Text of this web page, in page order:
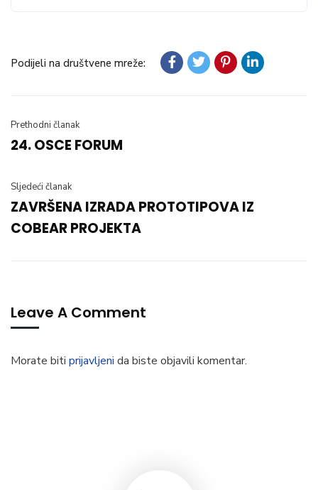
Podijeli na društvene mreže:
Prethodni članak
24. OSCE FORUM
Sljedeći članak
ZAVRŠENA IZRADA PROTOTIPOVA IZ
COBEAR PROJEKTA
Leave A Comment
Morate biti prijavljeni da biste objavili komentar.